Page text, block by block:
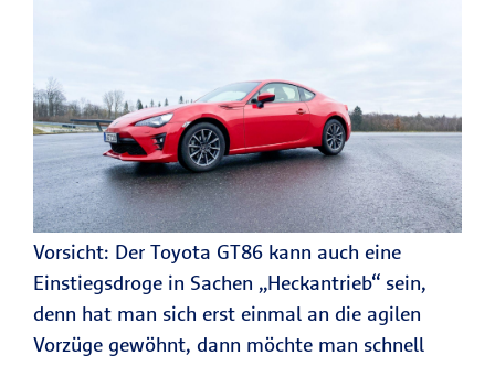
Vorsicht: Der Toyota GT86 kann auch eine
Einstiegsdroge in Sachen „Heckantrieb“ sein,
denn hat man sich erst einmal an die agilen
Vorzüge gewöhnt, dann möchte man schnell